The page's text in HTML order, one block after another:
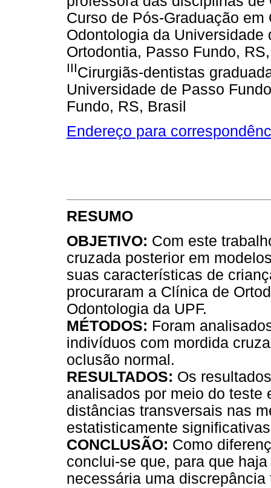
Curso de Pós-Graduação
Odontologia da
Ortodontia, Passo Fundo,
IIICirurgiãs-dentistas
Universidade de Passo
Fundo, RS, Brasil
Endereço para
RESUMO
OBJETIVO: Com este
cruzada posterior em
suas características de
procuraram a Clínica de
Odontologia da UPF.
MÉTODOS: Foram
indivíduos com mordida
oclusão normal.
RESULTADOS: Os
analisados por meio do teste
distâncias transversais nas
estatisticamente
CONCLUSÃO: Como
conclui-se que, para que
necessária uma